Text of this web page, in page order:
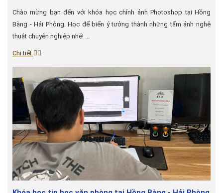
Chào mừng bạn đến với khóa học chỉnh ảnh Photoshop tại Hồng
Bàng - Hải Phòng. Học để biến ý tưởng thành những tấm ảnh nghệ
thuật chuyên nghiệp nhé! ...
Chi tiết